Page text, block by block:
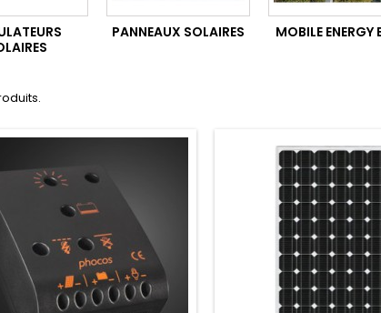
PANNEAUX SOLAIRES MOBILE ENERGY